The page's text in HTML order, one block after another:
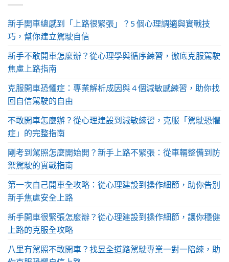
新手開車總感到「上路很緊張」？5 個心理調適與實戰技
巧，幫你建立駕駛自信
新手不敢開車怎麼辦？從心理學與循序練習，徹底克服駕駛
焦慮上路指南
克服開車恐懼症：專業解析成因與 4 個減敏感練習，助你找
回自信駕駛的自由
不敢開車怎麼辦？從心理建設到減敏練習，克服「駕駛恐懼
症」的完整指南
剛考到駕照怎麼開始開？新手上路不緊張：從車輛整備到防
禦駕駛的實戰指南
第一次自己開車全攻略：從心理建設到操作細節，助你告別
新手焦慮安全上路
新手開車很緊張怎麼辦？從心理建設到操作細節，讓你穩健
上路的克服全攻略
八里有駕照不敢開車？找昱全道路駕駛專業一對一陪練，助